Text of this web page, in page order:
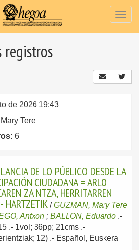
registros
de 2026 19:43
Tere
6
DE LO PÚBLICO DESDE LA
CIUDADANA = ARLO
ZAINTZA, HERRITARREN
HARTZETIK /GUZMAN, Mary Tere
Antxon ; BALLON, Eduardo .-
.- 1vol; 36pp; 21cms .-
12) .- Español, Euskera